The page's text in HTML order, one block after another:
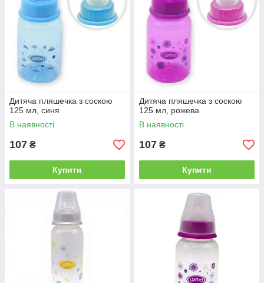
Дитяча пляшечка з соскою
125 мл, синя
В наявності
107 ₴
Купити
Дитяча пляшечка з соскою
125 мл, рожева
В наявності
107 ₴
Купити